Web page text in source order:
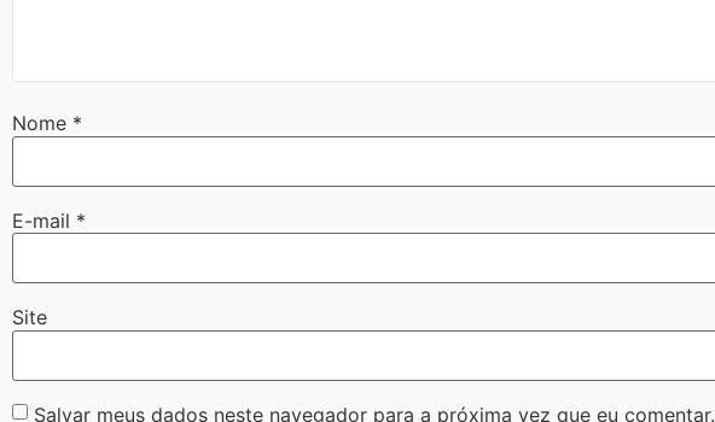
Nome *
E-mail *
Site
Salvar meus dados neste navegador para a próxima vez que eu comentar.